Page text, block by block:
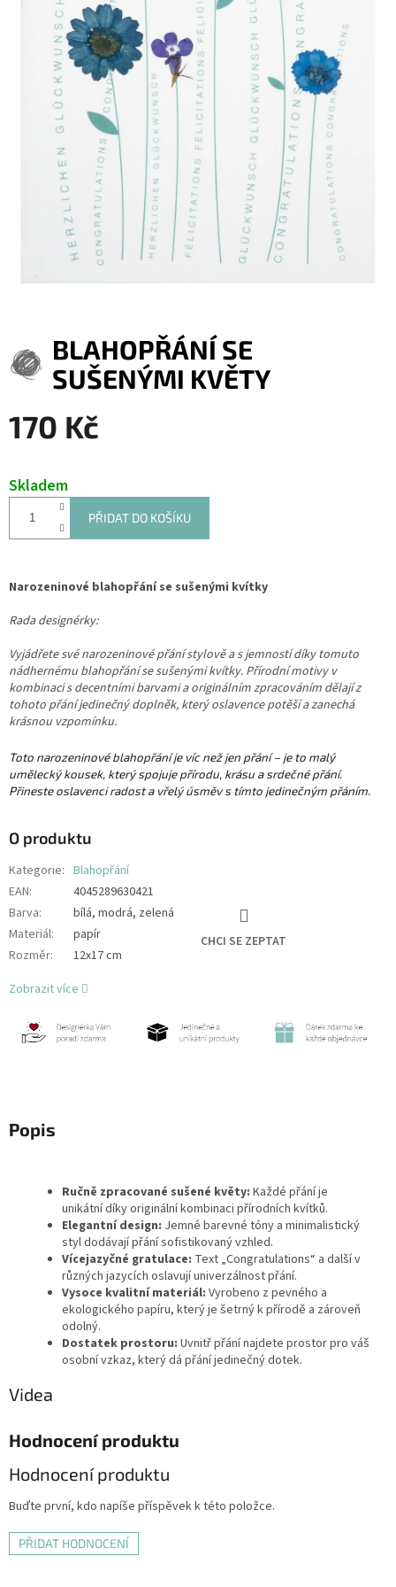
BLAHOPŘÁNÍ SE
SUŠENÝMI KVĚTY
170 Kč
Skladem
PŘIDAT DO KOŠÍKU
Narozeninové blahopřání se sušenými kvítky
Rada designérky:
Vyjádřete své narozeninové přání stylově a s jemností díky tomuto
nádhernému blahopřání se sušenými kvítky. Přírodní motivy v
kombinaci s decentními barvami a originálním zpracováním dělají z
tohoto přání jedinečný doplněk, který oslavence potěší a zanechá
krásnou vzpomínku.
Toto narozeninové blahopřání je víc než jen přání – je to malý
umělecký kousek, který spojuje přírodu, krásu a srdečné přání.
Přineste oslavenci radost a vřelý úsměv s tímto jedinečným přáním.
O produktu
Kategorie: Blahopřání
EAN:
4045289630421
Barva:
bílá, modrá, zelená
Materiál:
papír
Rozměr: 12x17 cm
CHCI SE ZEPTAT
Zobrazit více
Popis
Ručně zpracované sušené květy: Každé přání je
unikátní díky originální kombinaci přírodních kvítků.
Elegantní design: Jemné barevné tóny a minimalistický
styl dodávají přání sofistikovaný vzhled.
Vícejazyčné gratulace: Text „Congratulations“ a další v
různých jazycích oslavují univerzálnost přání.
Vysoce kvalitní materiál: Vyrobeno z pevného a
ekologického papíru, který je šetrný k přírodě a zároveň
odolný.
Dostatek prostoru: Uvnitř přání najdete prostor pro váš
osobní vzkaz, který dá přání jedinečný dotek.
Videa
Hodnocení produktu
Hodnocení produktu
Buďte první, kdo napíše příspěvek k této položce.
PŘIDAT HODNOCENÍ